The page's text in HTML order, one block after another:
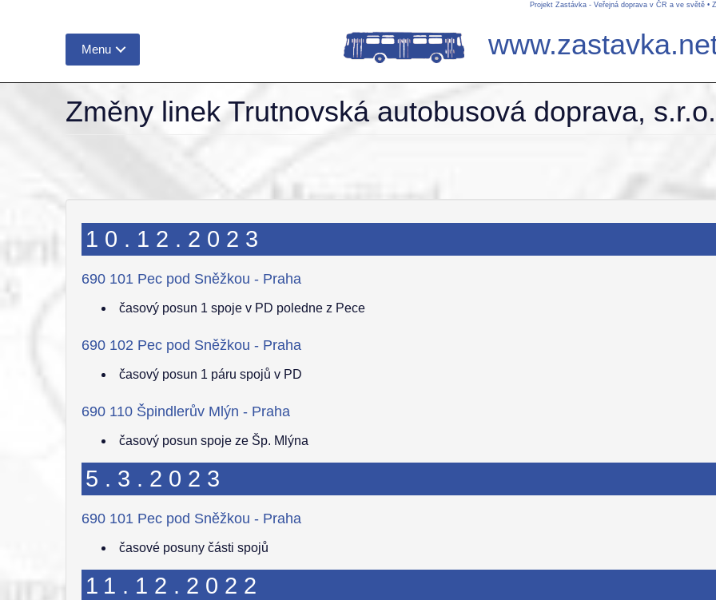
Projekt Zastávka - Veřejná doprava v ČR a ve světě•
Menu
Změny linek Trutnovská autobusová doprava, s.r.o.
10.12.2023
690 101 Pec pod Sněžkou - Praha
časový posun 1 spoje v PD poledne z Pece
690 102 Pec pod Sněžkou - Praha
časový posun 1 páru spojů v PD
690 110 Špindlerův Mlýn - Praha
časový posun spoje ze Šp. Mlýna
5.3.2023
690 101 Pec pod Sněžkou - Praha
časové posuny části spojů
11.12.2022